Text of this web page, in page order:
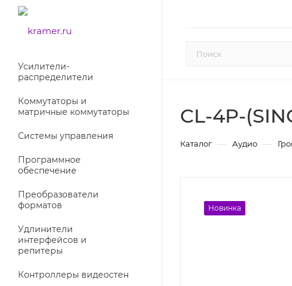
Усилители-
раcпределители
Коммутаторы и
матричные коммутаторы
Системы управления
Программное
обеспечение
Преобразователи
форматов
Удлинители
интерфейсов и
репитеры
Контроллеры видеостен
CL-4P-
Каталог — Аудио —
Новинка